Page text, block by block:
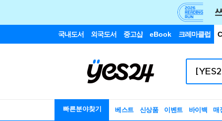
국내도서 외국도서 중고샵 eBook 크레마클럽
빠른분야찾기 베스트 신상품 이벤트 바이백 매